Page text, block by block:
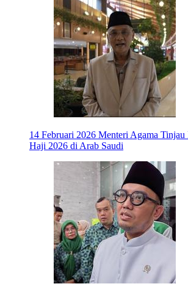
14 Februari 2026 Menteri Agama Tinjau
Haji 2026 di Arab Saudi